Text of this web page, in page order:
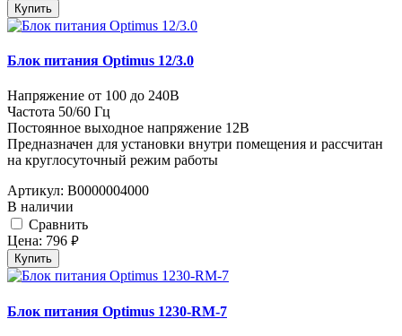
Купить
Блок питания Optimus 12/3.0
Напряжение от 100 до 240В
Частота 50/60 Гц
Постоянное выходное напряжение 12В
Предназначен для установки внутри помещения и рассчитан
на круглосуточный режим работы
Артикул: В0000004000
В наличии
Cравнить
Цена: 796 руб.
Купить
Блок питания Optimus 1230-RM-7